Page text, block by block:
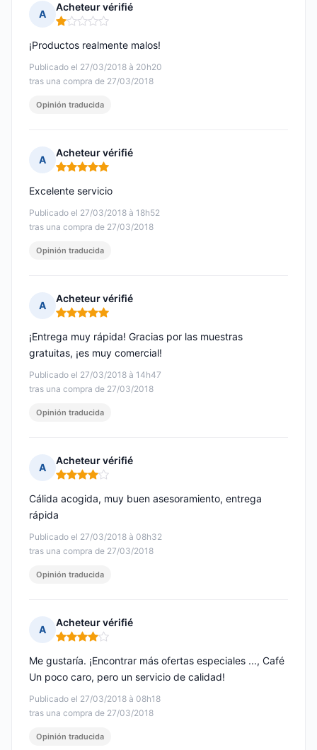
A
Acheteur vérifié
Nota: 1 de 5
Publicado el 27/03/2018 à 20h20
tras una compra de 27/03/2018
¡Productos realmente malos!
Opinión traducida
A
Acheteur vérifié
Nota: 5 de 5
Publicado el 27/03/2018 à 18h52
tras una compra de 27/03/2018
Excelente servicio
Opinión traducida
A
Acheteur vérifié
Nota: 5 de 5
Publicado el 27/03/2018 à 14h47
tras una compra de 27/03/2018
¡Entrega muy rápida! Gracias por las muestras
gratuitas, ¡es muy comercial!
Opinión traducida
A
Acheteur vérifié
Nota: 4 de 5
Publicado el 27/03/2018 à 08h32
tras una compra de 27/03/2018
Cálida acogida, muy buen asesoramiento, entrega
rápida
Opinión traducida
A
Acheteur vérifié
Nota: 4 de 5
Publicado el 27/03/2018 à 08h18
tras una compra de 27/03/2018
Me gustaría. ¡Encontrar más ofertas especiales ..., Café
Un poco caro, pero un servicio de calidad!
Opinión traducida